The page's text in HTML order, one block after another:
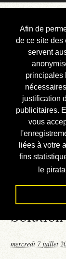
Afin de
de ce site des
servent
principales
justification
publicitaires.
vous
liées à votre
fins
le
Blog
Bienvenue
Réalisations
Divers (et d’été)
Annonces
Liens externes
Téléchargement
Contact
mercredi 7 juillet